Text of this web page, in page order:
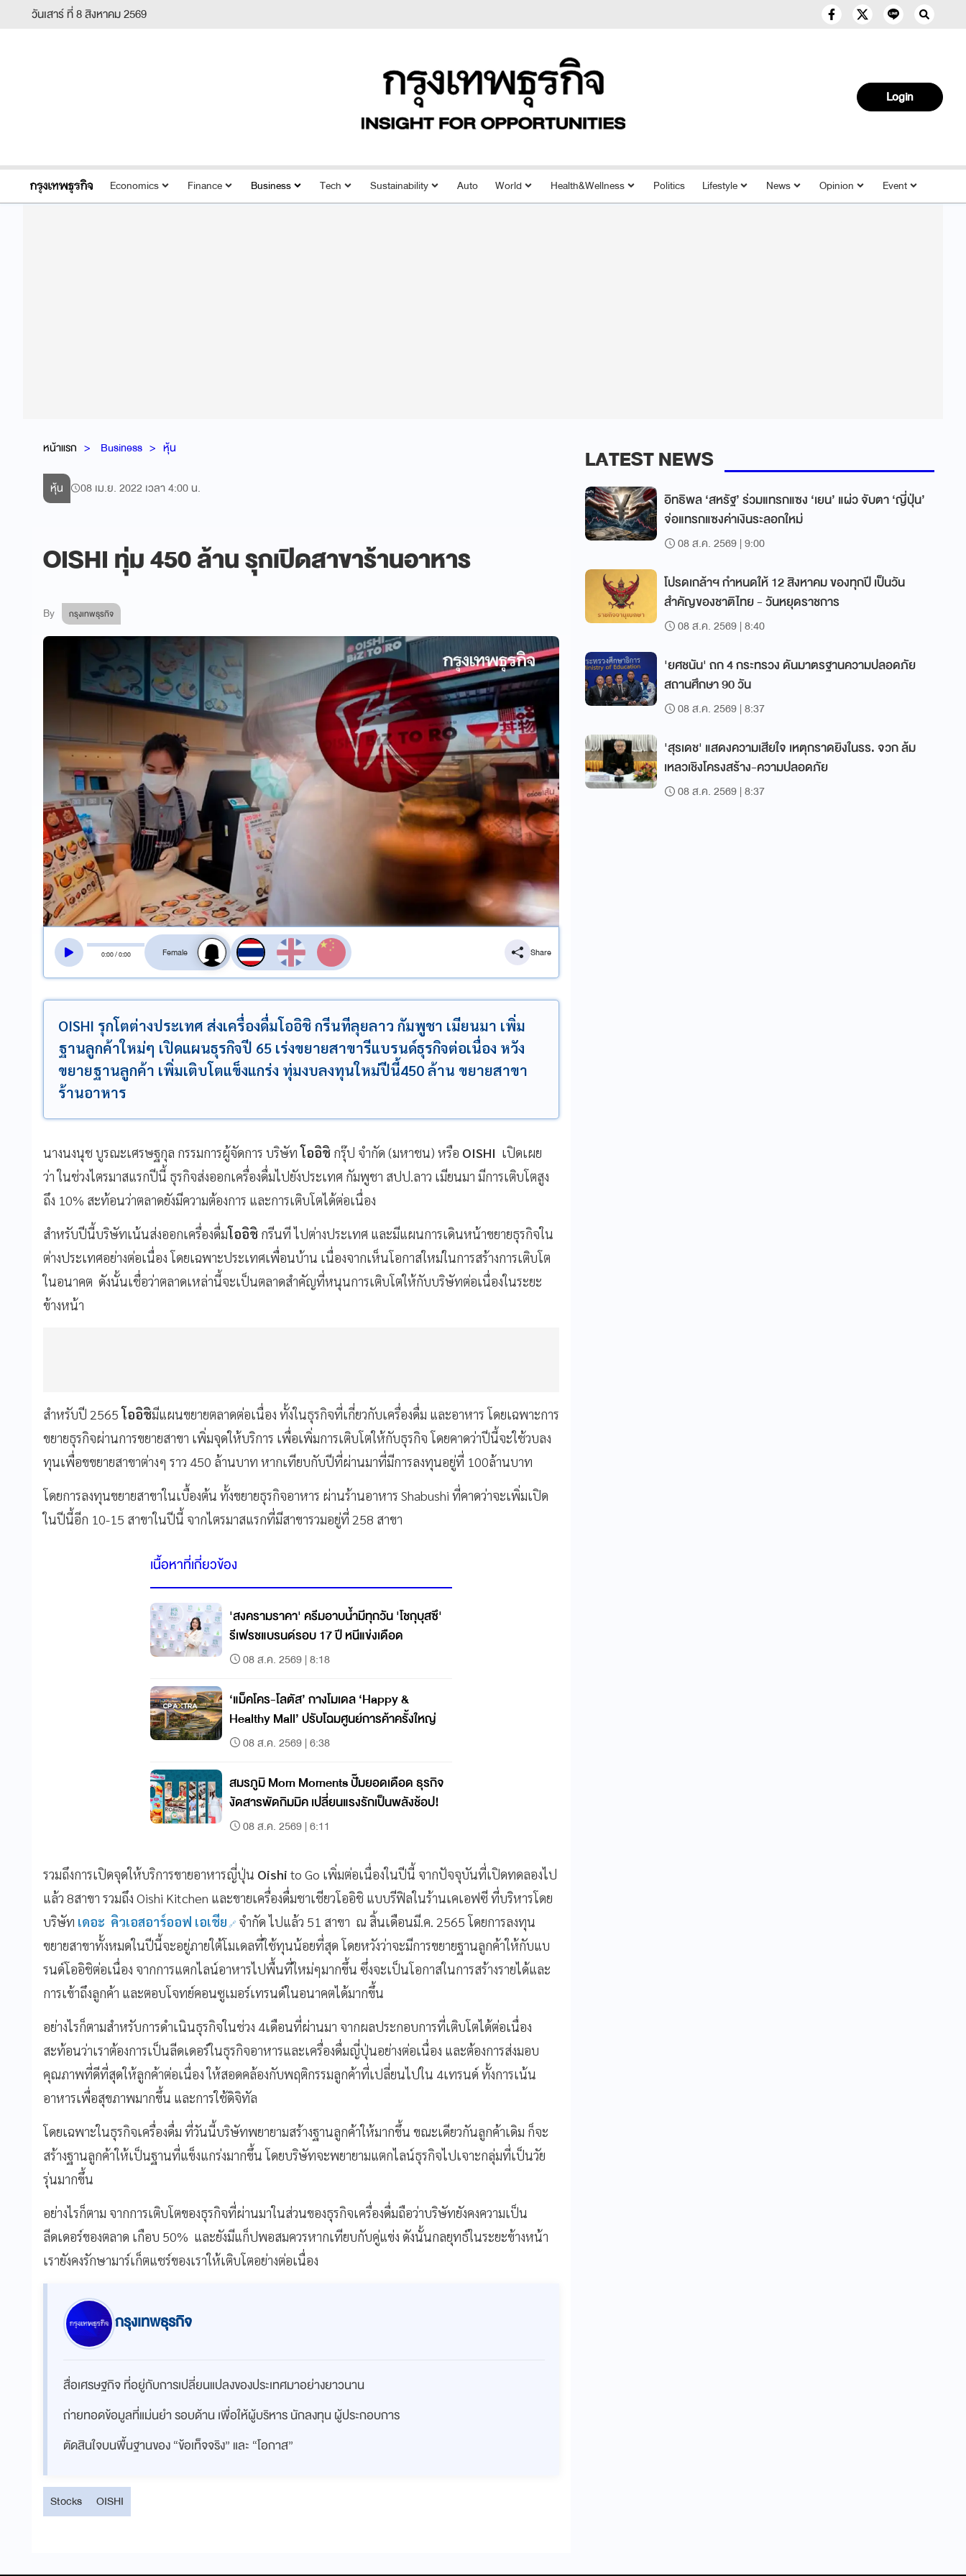
วันเสาร์ ที่ 8 สิงหาคม 2569
Login
Economics Finance Business Tech Sustainability Auto World Health&Wellness Politics Lifestyle News Opinion Event
หน้าแรก Business หุ้น
หุ้น 08 เม.ย. 2022 เวลา 4:00 น.
OISHI ทุ่ม 450 ล้าน รุกเปิดสาขาร้านอาหาร
By กรุงเทพธุรกิจ
0:00/0:00
สลับเสียงอ่าน
Share
OISHI รุกโตต่างประเทศ ส่งเครื่องดื่มโออิชิ กรีนทีลุยลาว กัมพูชา เมียนมา เพิ่ม
ฐานลูกค้าใหม่ๆ เปิดแผนธุรกิจปี 65 เร่งขยายสาขารีแบรนด์ธุรกิจต่อเนื่อง หวัง
ขยายฐานลูกค้า เพิ่มเติบโตแข็งแกร่ง ทุ่มงบลงทุนใหม่ปีนี้450 ล้าน ขยายสาขา
ร้านอาหาร
นางนงนุช บูรณะเศรษฐกุล กรรมการผู้จัดการ บริษัทโออิชิ กรุ๊ป จำกัด (มหาชน) หรือ OISHI เปิดเผย
ว่า ในช่วงไตรมาสแรกปีนี้ ธุรกิจส่งออกเครื่องดื่มไปยังประเทศ กัมพูชา สปป.ลาว เมียนมา มีการเติบโตสูง
ถึง 10% สะท้อนว่าตลาดยังมีความต้องการ และการเติบโตได้ต่อเนื่อง
สำหรับปีนี้บริษัทเน้นส่งออกเครื่องดื่มโออิชิ กรีนที ไปต่างประเทศ และมีแผนการเดินหน้าขยายธุรกิจใน
ต่างประเทศอย่างต่อเนื่อง โดยเฉพาะประเทศเพื่อนบ้าน เนื่องจากเห็นโอกาสใหม่ในการสร้างการเติบโต
ในอนาคต ดังนั้นเชื่อว่าตลาดเหล่านี้จะเป็นตลาดสำคัญที่หนุนการเติบโตให้กับบริษัทต่อเนื่องในระยะ
ข้างหน้า
สำหรับปี 2565โออิชิมีแผนขยายตลาดต่อเนื่อง ทั้งในธุรกิจที่เกี่ยวกับเครื่องดื่ม และอาหาร โดยเฉพาะการ
ขยายธุรกิจผ่านการขยายสาขา เพิ่มจุดให้บริการ เพื่อเพิ่มการเติบโตให้กับธุรกิจ โดยคาดว่าปีนี้จะใช้วบลง
ทุนเพื่อขขยายสาขาต่างๆ ราว 450 ล้านบาท หากเทียบกับปีที่ผ่านมาที่มีการลงทุนอยู่ที่ 100ล้านบาท
โดยการลงทุนขยายสาขาในเบื้องต้น ทั้งขยายธุรกิจอาหาร ผ่านร้านอาหาร Shabushi ที่คาดว่าจะเพิ่มเปิด
ในปีนี้อีก 10-15 สาขาในปีนี้ จากไตรมาสแรกที่มีสาขารวมอยู่ที่ 258 สาขา
เนื้อหาที่เกี่ยวข้อง
'สงครามราคา' ครีมอาบน้ำมีทุกวัน 'โชกุบุสซึ'
รีเฟรชแบรนด์รอบ 17 ปี หนีแข่งเดือด
08 ส.ค. 2569 | 8:18
‘แม็คโคร-โลตัส’ กางโมเดล ‘Happy &
Healthy Mall’ ปรับโฉมศูนย์การค้าครั้งใหญ่
08 ส.ค. 2569 | 6:38
สมรภูมิ Mom Moments ปั๊มยอดเดือด ธุรกิจ
งัดสารพัดกิมมิค เปลี่ยนแรงรักเป็นพลังช้อป!
08 ส.ค. 2569 | 6:11
รวมถึงการเปิดจุดให้บริการขายอาหารญี่ปุ่น Oishi to Go เพิ่มต่อเนื่องในปีนี้ จากปัจจุบันที่เปิดทดลองไป
แล้ว 8สาขา รวมถึง Oishi Kitchen และขายเครื่องดื่มชาเชียวโออิชิ แบบรีฟิลในร้านเคเอฟซี ที่บริหารโดย
บริษัท เดอะ คิวเอสอาร์ออฟ เอเชีย จำกัด ไปแล้ว 51 สาขา ณ สิ้นเดือนมี.ค. 2565 โดยการลงทุน
ขยายสาขาทั้งหมดในปีนี้จะอยู่ภายใต้โมเดลที่ใช้ทุนน้อยที่สุด โดยหวังว่าจะมีการขยายฐานลูกค้าให้กับแบ
รนด์โออิชิต่อเนื่อง จากการแตกไลน์อาหารไปพื้นที่ใหม่ๆมากขึ้น ซึ่งจะเป็นโอกาสในการสร้างรายได้และ
การเข้าถึงลูกค้า และตอบโจทย์คอนซูเมอร์เทรนด์ในอนาคตได้มากขึ้น
อย่างไรก็ตามสำหรับการดำเนินธุรกิจในช่วง 4เดือนที่ผ่านมา จากผลประกอบการที่เติบโตได้ต่อเนื่อง
สะท้อนว่าเราต้องการเป็นลีดเดอร์ในธุรกิจอาหารและเครื่องดื่มญี่ปุ่นอย่างต่อเนื่อง และต้องการส่งมอบ
คุณภาพที่ดีที่สุดให้ลูกค้าต่อเนื่อง ให้สอดคล้องกับพฤติกรรมลูกค้าที่เปลี่ยนไปใน 4เทรนด์ ทั้งการเน้น
อาหารเพื่อสุขภาพมากขึ้น และการใช้ดิจิทัล
โดยเฉพาะในธุรกิจเครื่องดื่ม ที่วันนี้บริษัทพยายามสร้างฐานลูกค้าให้มากขึ้น ขณะเดียวกันลูกค้าเดิม ก็จะ
สร้างฐานลูกค้าให้เป็นฐานที่แข็งแกร่งมากขึ้น โดยบริษัทจะพยายามแตกไลน์ธุรกิจไปเจาะกลุ่มที่เป็นวัย
รุ่นมากขึ้น
อย่างไรก็ตาม จากการเติบโตของธุรกิจที่ผ่านมาในส่วนของธุรกิจเครื่องดื่มถือว่าบริษัทยังคงความเป็น
ลีดเดอร์ของตลาด เกือบ 50% และยังมีแก็ปพอสมควรหากเทียบกับคู่แข่ง ดังนั้นกลยุทธ์ในระยะข้างหน้า
เรายังคงรักษามาร์เก็ตแชร์ของเราให้เติบโตอย่างต่อเนื่อง
กรุงเทพธุรกิจ
สื่อเศรษฐกิจ ที่อยู่กับการเปลี่ยนแปลงของประเทศมาอย่างยาวนาน
ถ่ายทอดข้อมูลที่แม่นยำ รอบด้าน เพื่อให้ผู้บริหาร นักลงทุน ผู้ประกอบการ
ตัดสินใจบนพื้นฐานของ “ข้อเท็จจริง” และ “โอกาส”
Stocks OISHI
LATEST NEWS
อิทธิพล ‘สหรัฐ’ ร่วมแทรกแซง ‘เยน’ แผ่ว จับตา ‘ญี่ปุ่น’
จ่อแทรกแซงค่าเงินระลอกใหม่
08 ส.ค. 2569 | 9:00
โปรดเกล้าฯ กำหนดให้ 12 สิงหาคม ของทุกปี เป็นวัน
สำคัญของชาติไทย - วันหยุดราชการ
08 ส.ค. 2569 | 8:40
'ยศชนัน' ถก 4 กระทรวง ดันมาตรฐานความปลอดภัย
สถานศึกษา 90 วัน
08 ส.ค. 2569 | 8:37
'สุรเดช' แสดงความเสียใจ เหตุกราดยิงในรร. จวก ล้ม
เหลวเชิงโครงสร้าง-ความปลอดภัย
08 ส.ค. 2569 | 8:37